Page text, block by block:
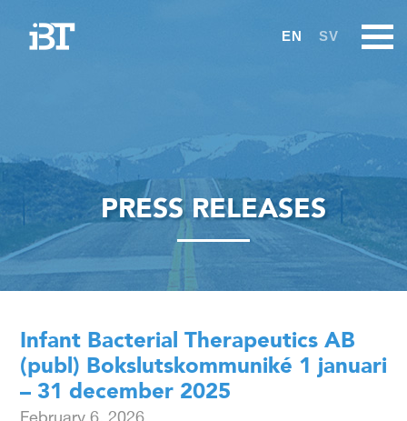
EN SV
PRESS RELEASES
Infant Bacterial Therapeutics AB
(publ) Bokslutskommuniké 1 januari
– 31 december 2025
February 6, 2026